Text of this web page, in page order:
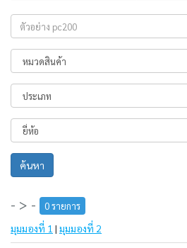
ค้นหา
- > - 0 รายการ
มุมมองที่ 1 | มุมมองที่ 2